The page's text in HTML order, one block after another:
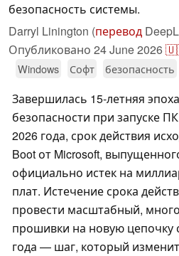
безопасность системы.
Darryl Linington (перевод
Опубликовано 24 June 2026
Windows Софт безопасность
Завершилась 15-летняя
безопасности при запуске
2026 года, срок действия
Boot от Microsoft,
официально истек на
плат. Истечение срока
провести масштабный,
прошивки на новую цепочку
года — шаг, который